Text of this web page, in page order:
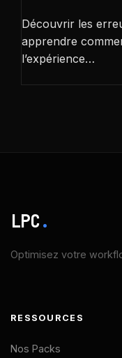
Découvrir les
apprendre
l’expérience…
LPC.
Optimisez votre
RESSOURCES
Nos Packs